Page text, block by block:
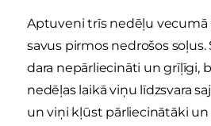
Aptuveni trīs nedēļu vecumā
savus pirmos nedrošos
dara nepārliecināti un grīļīgi,
nedēļas laikā viņu līdzsvara
un viņi kļūst pārliecinātāki